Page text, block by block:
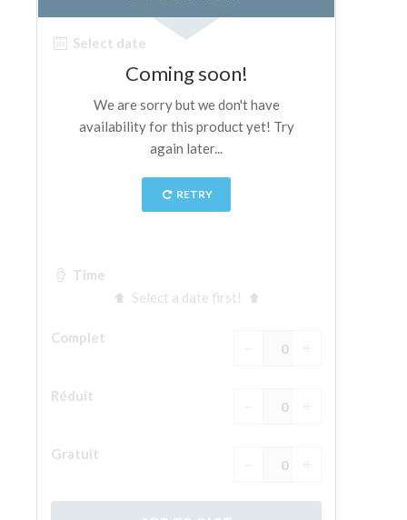
Le Jardin de Boboli
Le Corridor de Vasari
Le Palazzo Vecchio
Santa Maria Novella
la Basilique de Santa Croce
Réserver